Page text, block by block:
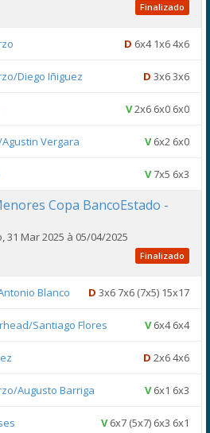
Finalizado
D 6x4 1x6 4x6
Diego Iñiguez D 3x6 3x6
V2x6 6x0 6x0
Vergara V6x2 6x0
V7x5 6x3
Copa BancoEstado -
31 Mar 2025 à 05/04/2025
Finalizado
Blanco D 3x6 7x6 (7x5) 15x17
Santiago Flores V6x4 6x4
D 2x6 4x6
Augusto Barriga V6x1 6x3
V6x7 (5x7) 6x3 6x1